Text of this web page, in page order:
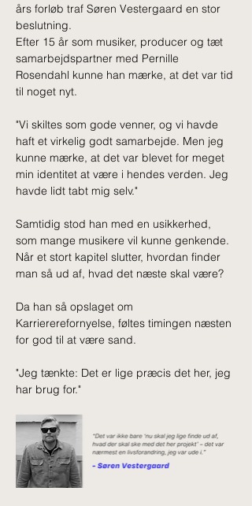
års forløb traf Søren Vestergaard en stor
beslutning.
Efter 15 år som musiker, producer og tæt
samarbejdspartner med Pernille
Rosendahl kunne han mærke, at det var tid
til noget nyt.
"Vi skiltes som gode venner, og vi havde
haft et virkelig godt samarbejde. Men jeg
kunne mærke, at det var blevet for meget
min identitet at være i hendes verden. Jeg
havde lidt tabt mig selv."
Samtidig stod han med en usikkerhed,
som mange musikere vil kunne genkende.
Når et stort kapitel slutter, hvordan finder
man så ud af, hvad det næste skal være?
Da han så opslaget om
Karriererefornyelse, føltes timingen næsten
for god til at være sand.
"Jeg tænkte: Det er lige præcis det her, jeg
har brug for."